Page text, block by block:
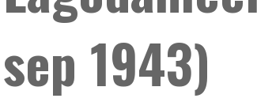
sep 1943)